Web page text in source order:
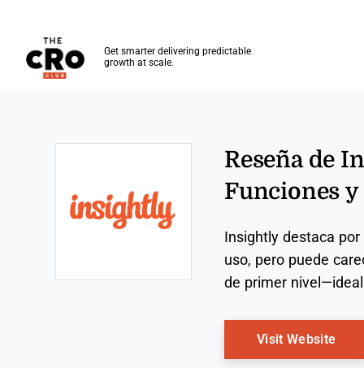
Get smarter delivering predictable
growth at scale.
Reseña de
Funciones
Insightly destaca
uso, pero puede
de primer
Visit Website